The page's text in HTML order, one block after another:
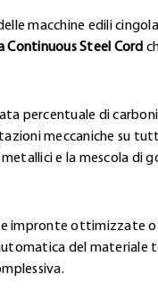
macchine edili
Continuous Steel Cord
percentuale di
meccaniche su
e la mescola di
impronte ottimizzate
del materiale